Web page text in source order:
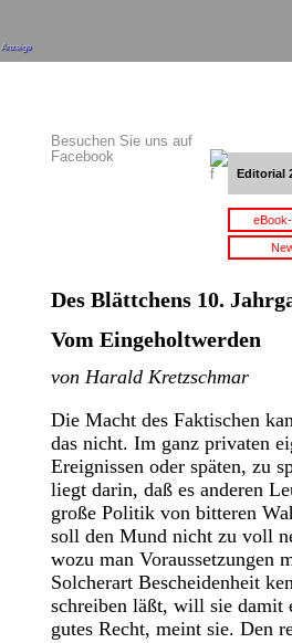
Anzeige
Besuchen Sie uns auf
Facebook
Editorial
Des Blättchens 10.
Vom Eingeholtwerden
von Harald Kretzschmar
Die Macht des Faktischen
das nicht. Im ganz privaten
Ereignissen oder späten, zu
liegt darin, daß es anderen
große Politik von bitteren
soll den Mund nicht zu voll
wozu man Voraussetzungen
Solcherart Bescheidenheit
schreiben läßt, will sie damit
gutes Recht, meint sie. Den